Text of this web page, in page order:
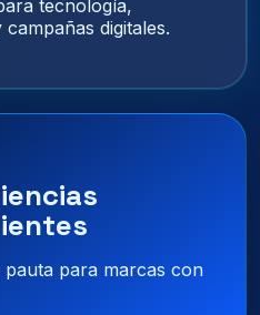
tecnología,
digitales.
pauta para marcas con